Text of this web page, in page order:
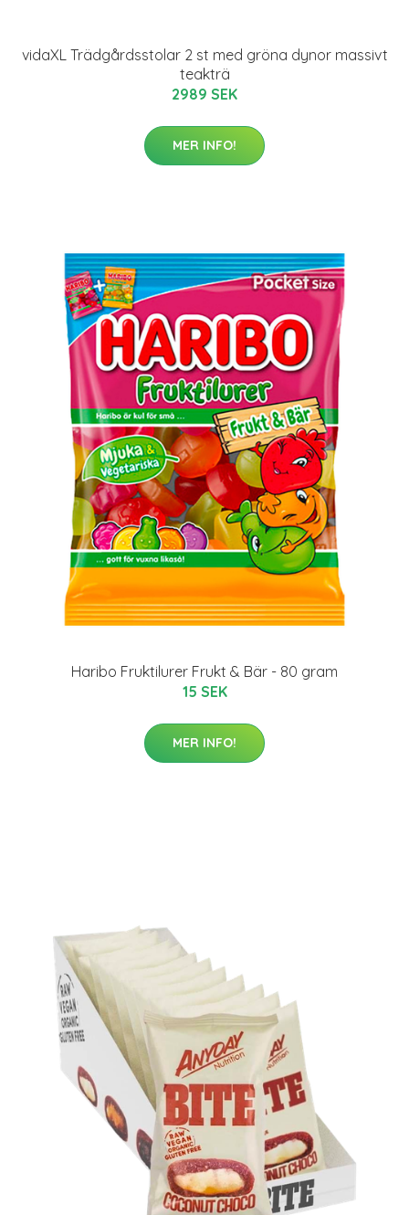
vidaXL Trädgårdsstolar 2 st med gröna dynor massivt
teakträ
2989 SEK
MER INFO!
Haribo Fruktilurer Frukt & Bär - 80 gram
15 SEK
MER INFO!